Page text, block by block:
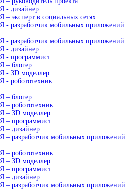
Я - дизайнер
Я – эксперт в социальных сетях
Я - разработчик мобильных приложений
Я - разработчик мобильных приложений
Я - дизайнер
Я - программист
Я – блогер
Я - 3D моделлер
Я - робототехник
Я – блогер
Я – робототехник
Я – 3D моделлер
Я – программист
Я – дизайнер
Я – разработчик мобильных приложений
Я – робототехник
Я – 3D моделлер
Я – программист
Я – дизайнер
Я – разработчик мобильных приложений